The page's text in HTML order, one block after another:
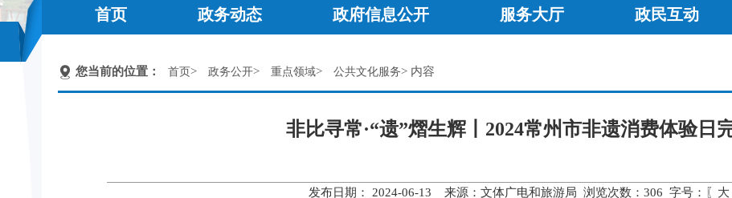
首页 政务动态 政府信息公开 服务大厅 政民互动
您当前的位置： 首页> 政务公开> 重点领域> 公共文化服务> 内容
非比寻常·“遗”熠生辉丨2024常州市非遗消费体验日
发布日期： 2024-06-13 来源：文体广电和旅游局 浏览次数： 306 字号：〖 大